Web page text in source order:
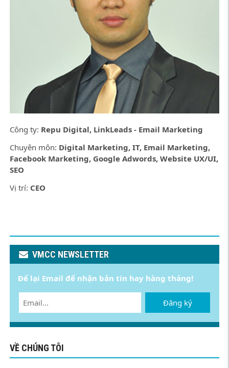
Công ty: Repu Digital, LinkLeads - Email Marketing
Chuyên môn: Digital Marketing, IT, Email Marketing,
Facebook Marketing, Google Adwords, Website UX/UI,
SEO
Vị trí: CEO
VMCC NEWSLETTER
Để lại Email để nhận bản tin hay hàng tháng!
Đăng ký
VỀ CHÚNG TÔI